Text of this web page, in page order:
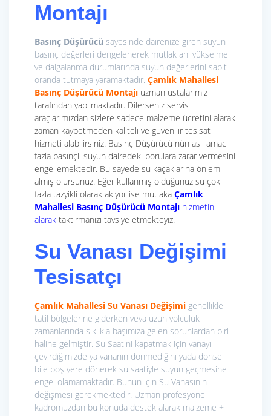
Montajı
Basınç Düşürücü sayesinde dairenize giren suyun
basınç değerleri dengelenerek mutlak ani yükselme
ve dalgalanma durumlarında suyun değerlerini sabit
oranda tutmaya yaramaktadır. Çamlık Mahallesi
Basınç Düşürücü Montajı uzman ustalarımız
tarafından yapılmaktadır. Dilerseniz servis
araçlarımızdan sizlere sadece malzeme ücretini alarak
zaman kaybetmeden kaliteli ve güvenilir tesisat
hizmeti alabilirsiniz. Basınç Düşürücü nün asıl amacı
fazla basınçlı suyun dairedeki borulara zarar vermesini
engellemektedir. Bu sayede su kaçaklarına önlem
almış olursunuz. Eğer kullanmış olduğunuz su çok
fazla tazyikli olarak akıyor ise mutlaka Çamlık
Mahallesi Basınç Düşürücü Montajı hizmetini
alarak taktırmanızı tavsiye etmekteyiz.
Su Vanası Değişimi
Tesisatçı
Çamlık Mahallesi Su Vanası Değişimi genellikle
tatil bölgelerine giderken veya uzun yolculuk
zamanlarında sıklıkla başımıza gelen sorunlardan biri
haline gelmiştir. Su Saatini kapatmak için vanayı
çevirdiğimizde ya vananın dönmediğini yada dönse
bile boş yere dönerek su saatiyle suyun geçmesine
engel olamamaktadır. Bunun için Su Vanasının
değişmesi gerekmektedir. Uzman profesyonel
kadromuzdan bu konuda destek alarak malzeme +